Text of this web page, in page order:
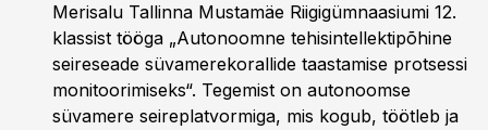
Merisalu Tallinna Mustamäe Riigigümnaasiumi 12.
klassist tööga „Autonoomne tehisintellektipõhine
seireseade süvamerekorallide taastamise protsessi
monitoorimiseks“. Tegemist on autonoomse
süvamere seireplatvormiga, mis kogub, töötleb ja